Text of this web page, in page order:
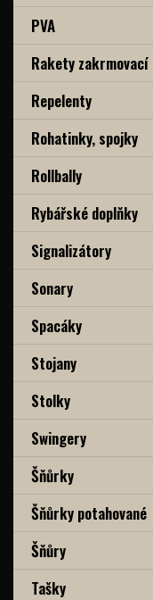
PVA
Rakety zakrmovací
Repelenty
Rohatinky, spojky
Rollbally
Rybářské doplňky
Signalizátory
Sonary
Spacáky
Stojany
Stolky
Swingery
Šňůrky
Šňůrky potahované
Šňůry
Tašky